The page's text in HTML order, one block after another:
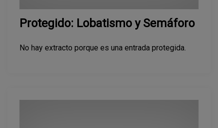
Protegido: Lobatismo y Semáforo
No hay extracto porque es una entrada protegida.